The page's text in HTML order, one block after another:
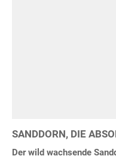
SANDDORN, DIE
Der wild wachsende